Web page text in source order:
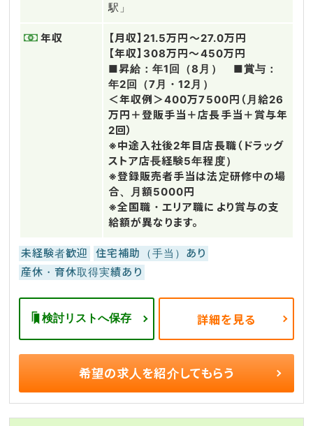
駅」
年収
【月収】21.5万円～27.0万円
【年収】308万円～450万円
■昇給：年1回（8月） ■賞与：
年2回（7月・12月）
＜年収例＞400万7500円（月給26
万円＋登販手当＋店長手当＋賞与年
2回）
※中途入社後2年目店長職（ドラッグ
ストア店長経験5年程度）
※登録販売者手当は法定研修中の場
合、月額5000円
※全国職・エリア職により賞与の支
給額が異なります。
未経験者歓迎
住宅補助（手当）あり
産休・育休取得実績あり
検討リストへ保存 詳細を見る
希望の求人を紹介してもらう